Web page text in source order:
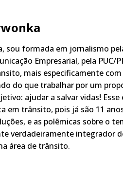
sou formada em jornalismo
Empresarial, pela PUC/
mais especificamente
do que trabalhar por um
ajudar a salvar vidas!
em trânsito, pois já são 11
e as polêmicas sobre o
verdadeiramente integrador
área de trânsito.